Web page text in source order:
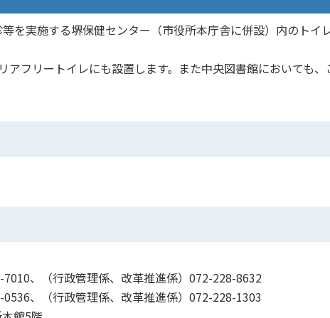
を実施する堺保健センター（市役所本庁舎に併設）内のトイ
フリートイレにも設置します。また中央図書館においても、
、（行政管理係、改革推進係）072-228-8632
、（行政管理係、改革推進係）072-228-1303